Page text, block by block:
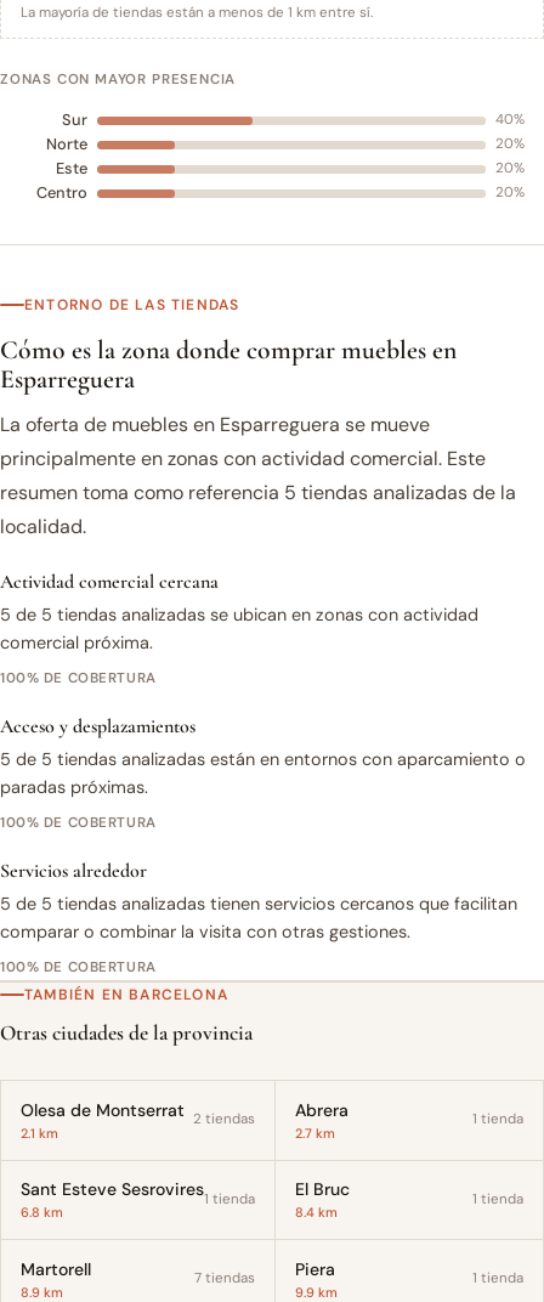
La mayoría de tiendas están a menos de 1 km entre sí.
ZONAS CON MAYOR PRESENCIA
Sur 40%
Norte 20%
Este 20%
Centro 20%
ENTORNO DE LAS TIENDAS
Cómo es la zona donde comprar muebles en
Esparreguera
La oferta de muebles en Esparreguera se mueve
principalmente en zonas con actividad comercial. Este
resumen toma como referencia 5 tiendas analizadas de la
localidad.
Actividad comercial cercana
5 de 5 tiendas analizadas se ubican en zonas con actividad
comercial próxima.
100% DE COBERTURA
Acceso y desplazamientos
5 de 5 tiendas analizadas están en entornos con aparcamiento o
paradas próximas.
100% DE COBERTURA
Servicios alrededor
5 de 5 tiendas analizadas tienen servicios cercanos que facilitan
comparar o combinar la visita con otras gestiones.
100% DE COBERTURA
TAMBIÉN EN BARCELONA
Otras ciudades de la provincia
Olesa de Montserrat
2.1 km
2 tiendas Abrera
2.7 km
1 tienda
Sant Esteve Sesrovires
6.8 km
1 tienda El Bruc
8.4 km
1 tienda
Martorell
8.9 km
7 tiendas Piera
9.9 km
1 tienda